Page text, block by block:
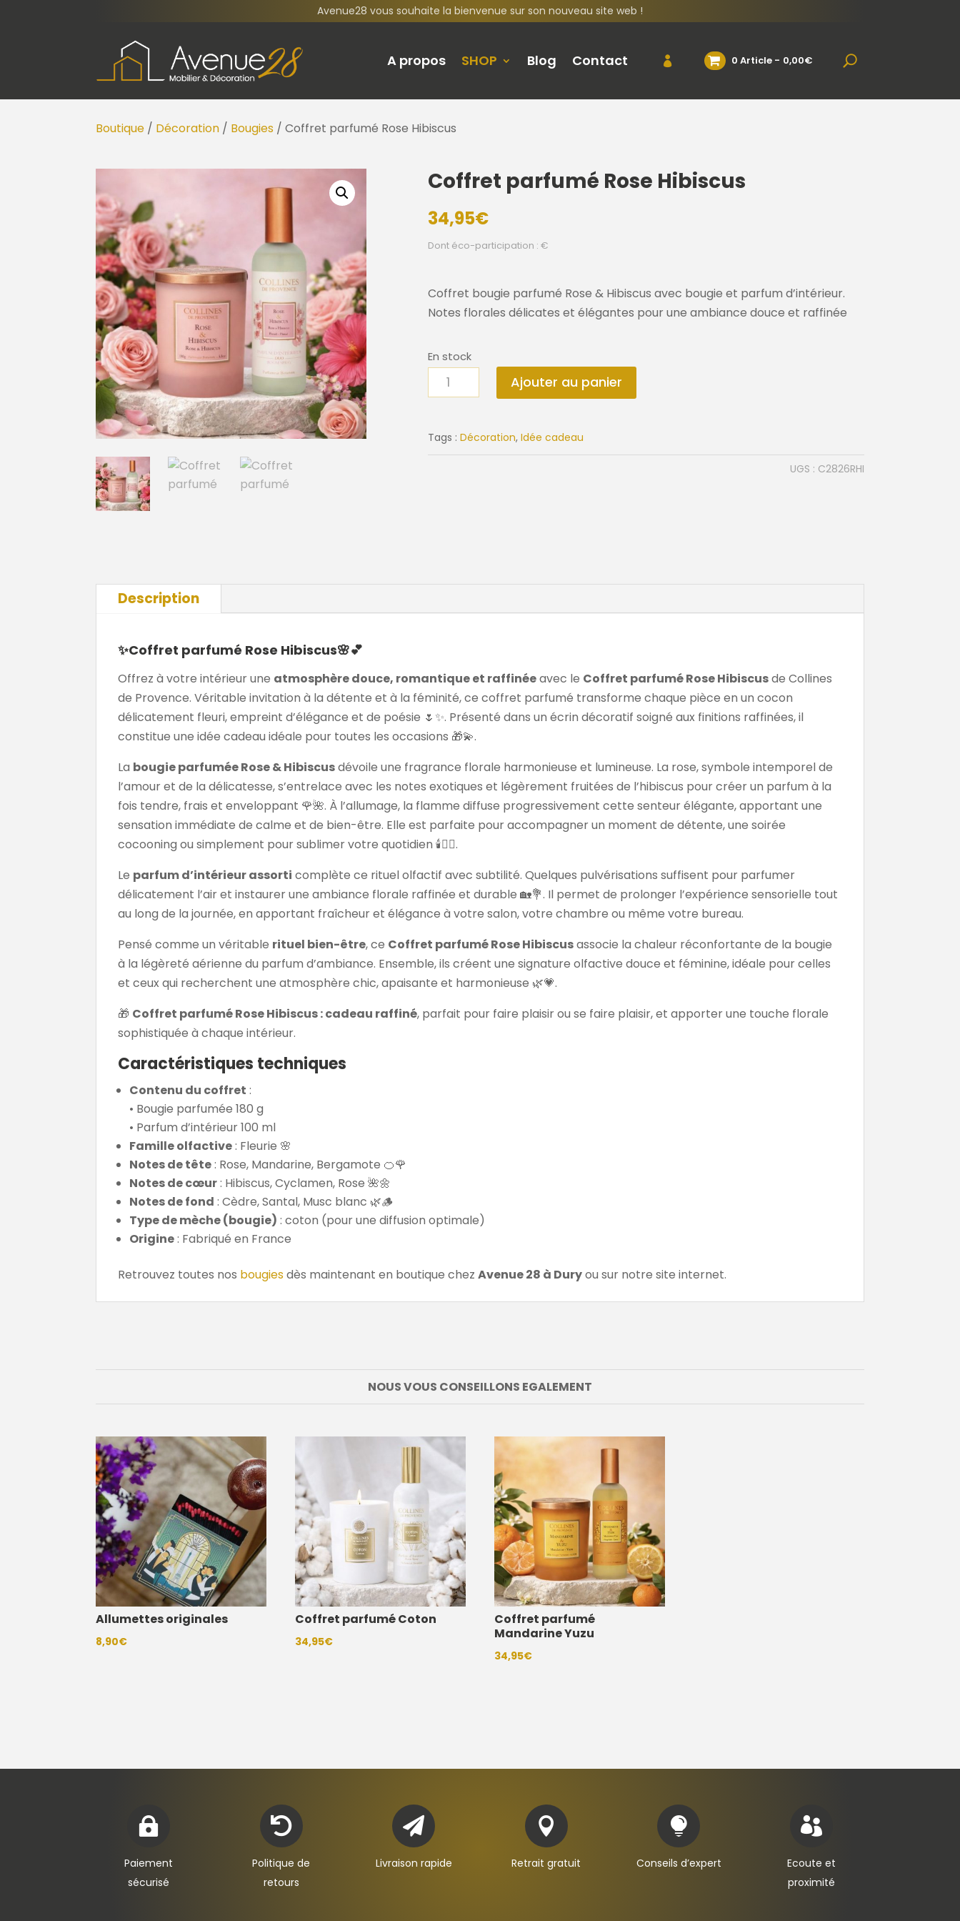
Avenue28 vous souhaite la bienvenue sur son nouveau site web !
A propos SHOP Blog Contact 0 Article 0,00€
Boutique / Décoration / Bougies / Coffret parfumé Rose Hibiscus
Coffret parfumé Rose Hibiscus
34,95€
Dont éco-participation : €
Coffret bougie parfumé Rose & Hibiscus avec bougie et parfum d’intérieur.
Notes florales délicates et élégantes pour une ambiance douce et raffinée
En stock
quantité
de
parfumé
Rose
Ajouter au panier
Tags : Décoration, Idée cadeau
UGS : C2826RHI
Description
✨Coffret parfumé Rose Hibiscus🌸💕
Offrez à votre intérieur une atmosphère douce, romantique et raffinéeavec le Coffret parfumé Rose Hibiscusde Collines
de Provence. Véritable invitation à la détente et à la féminité, ce coffret parfumé transforme chaque pièce en un cocon
délicatement fleuri, empreint d’élégance et de poésie 🌷✨. Présenté dans un écrin décoratif soigné aux finitions raffinées, il
constitue une idée cadeau idéale pour toutes les occasions 🎁💫.
La bougie parfumée Rose & Hibiscusdévoile une fragrance florale harmonieuse et lumineuse. La rose, symbole intemporel de
l’amour et de la délicatesse, s’entrelace avec les notes exotiques et légèrement fruitées de l’hibiscus pour créer un parfum à la
fois tendre, frais et enveloppant 🌹🌺. À l’allumage, la flamme diffuse progressivement cette senteur élégante, apportant une
sensation immédiate de calme et de bien-être. Elle est parfaite pour accompagner un moment de détente, une soirée
cocooning ou simplement pour sublimer votre quotidien 🕯️💆‍♀️.
Le parfum d’intérieur assorti complète ce rituel olfactif avec subtilité. Quelques pulvérisations suffisent pour parfumer
délicatement l’air et instaurer une ambiance florale raffinée et durable 🏡💐. Il permet de prolonger l’expérience sensorielle tout
au long de la journée, en apportant fraîcheur et élégance à votre salon, votre chambre ou même votre bureau.
Pensé comme un véritable rituel bien-être, ce Coffret parfumé Rose Hibiscusassocie la chaleur réconfortante de la bougie
à la légèreté aérienne du parfum d’ambiance. Ensemble, ils créent une signature olfactive douce et féminine, idéale pour celles
et ceux qui recherchent une atmosphère chic, apaisante et harmonieuse 🌿💗.
🎁 Coffret parfumé Rose Hibiscus : cadeau raffiné, parfait pour faire plaisir ou se faire plaisir, et apporter une touche florale
sophistiquée à chaque intérieur.
Caractéristiques techniques
Contenu du coffret :
• Bougie parfumée 180 g
• Parfum d’intérieur 100 ml
Famille olfactive: Fleurie 🌸
Notes de tête: Rose, Mandarine, Bergamote 🍊🌹
Notes de cœur: Hibiscus, Cyclamen, Rose 🌺🌼
Notes de fond : Cèdre, Santal, Musc blanc 🌿🪵
Type de mèche (bougie) : coton (pour une diffusion optimale)
Origine: Fabriqué en France
Retrouvez toutes nos bougiesdès maintenant en boutique chezAvenue 28 à Duryou sur notre site internet.
NOUS VOUS CONSEILLONS EGALEMENT
Allumettes originales
8,90€
Coffret parfumé Coton
34,95€
Coffret parfumé
Mandarine Yuzu
34,95€

Paiement
sécurisé

Politique de
retours

Livraison rapide

Retrait gratuit

Conseils d’expert

Ecoute et
proximité